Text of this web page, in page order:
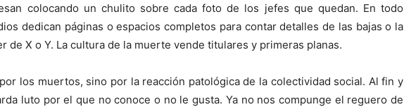
colocando un chulito sobre cada foto de los jefes que quedan. En todo
dedican páginas o espacios completos para contar detalles de las bajas o la
de X o Y. La cultura de la muerte vende titulares y primeras planas.
los muertos, sino por la reacción patológica de la colectividad social. Al fin y
luto por el que no conoce o no le gusta. Ya no nos compunge el reguero de